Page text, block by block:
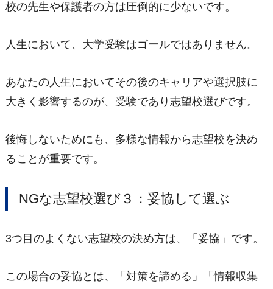
校の先生や保護者の方は圧倒的に少ないです。
人生において、大学受験はゴールではありません。
あなたの人生においてその後のキャリアや選択肢に
大きく影響するのが、受験であり志望校選びです。
後悔しないためにも、多様な情報から志望校を決め
ることが重要です。
NGな志望校選び３：妥協して選ぶ
3つ目のよくない志望校の決め方は、「妥協」です。
この場合の妥協とは、「対策を諦める」「情報収集